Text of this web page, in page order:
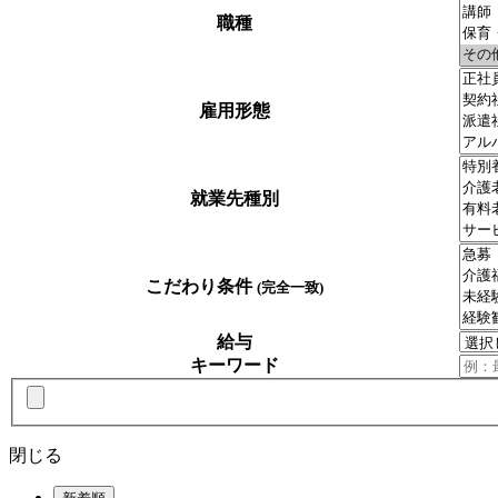
職種
雇用形態
就業先種別
こだわり条件 (完全一致)
給与
キーワード
閉じる